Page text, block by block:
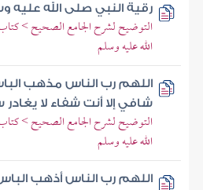
رقية النبي صلى الله عليه
التوضيح لشرح الجامع الصحيح >
الله عليه وسلم
اللهم رب الناس مذهب
شافي إلا أنت شفاء لا يغادر
التوضيح لشرح الجامع الصحيح >
الله عليه وسلم
اللهم رب الناس أذهب